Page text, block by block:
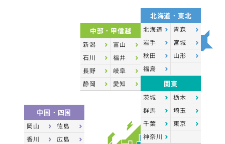
北海道・東北
北海道
青森
岩手
宮城
秋田
山形
福島
関東
茨城
栃木
群馬
埼玉
千葉
東京
神奈川
中部・甲信越
新潟
富山
石川
福井
長野
岐阜
静岡
愛知
中国・四国
岡山
徳島
香川
広島